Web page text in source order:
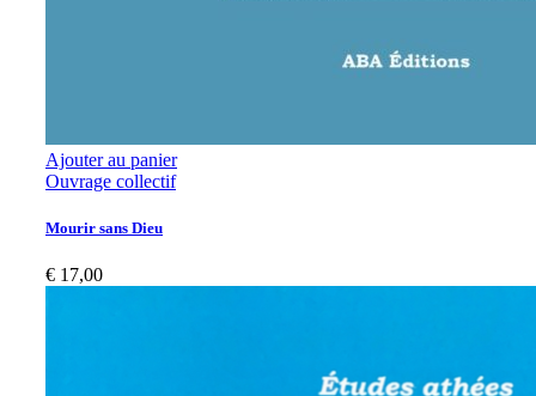
Ajouter au panier
Ouvrage collectif
Mourir sans Dieu
€ 17,00